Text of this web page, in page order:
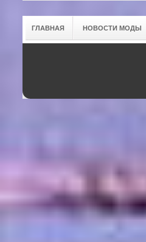
ГЛАВНАЯ НОВОСТИ МОДЫ